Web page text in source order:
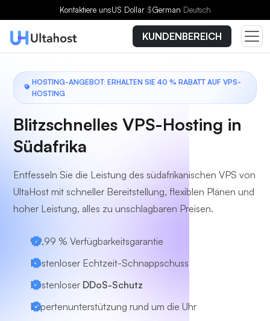
Kontaktiere unsUS Dollar $German Deutsch
KUNDENBEREICH
HOSTING-ANGEBOT: ERHALTEN SIE 40 % RABATT AUF VPS-
HOSTING
Blitzschnelles VPS-Hosting in
Südafrika
Entfesseln Sie die Leistung des südafrikanischen VPS von
UltaHost mit schneller Bereitstellung, flexiblen Plänen und
hoher Leistung, alles zu unschlagbaren Preisen.
99,99 % Verfügbarkeitsgarantie
Kostenloser Echtzeit-Schnappschuss
Kostenloser DDoS-Schutz
Expertenunterstützung rund um die Uhr